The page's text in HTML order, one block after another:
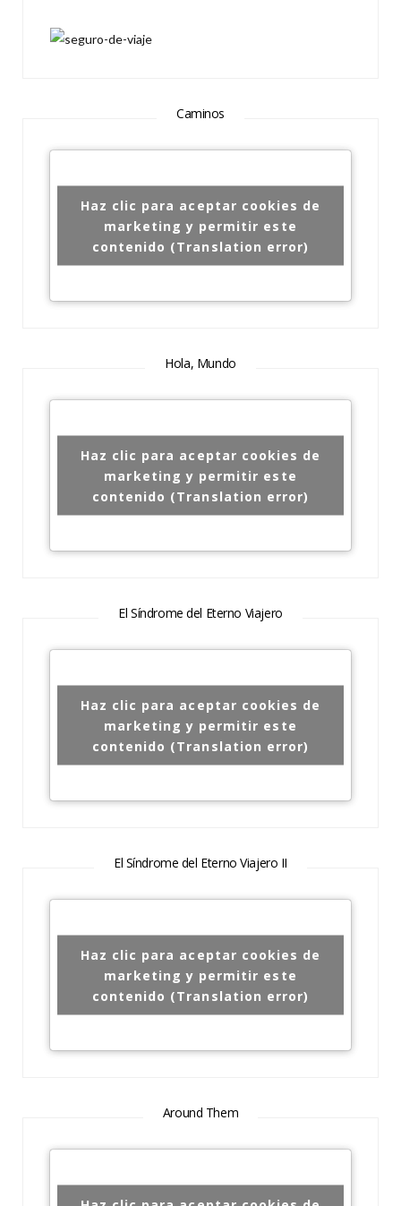
Caminos
Haz clic para aceptar cookies de
marketing y permitir este
contenido (Translation error)
Hola, Mundo
Haz clic para aceptar cookies de
marketing y permitir este
contenido (Translation error)
El Síndrome del Eterno Viajero
Haz clic para aceptar cookies de
marketing y permitir este
contenido (Translation error)
El Síndrome del Eterno Viajero II
Haz clic para aceptar cookies de
marketing y permitir este
contenido (Translation error)
Around Them